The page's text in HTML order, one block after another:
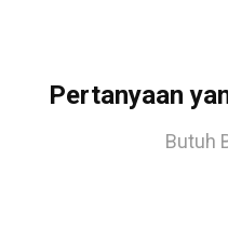
Pertanyaan
Butuh